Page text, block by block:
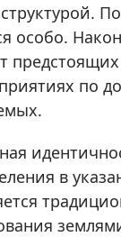
особо.
по
в